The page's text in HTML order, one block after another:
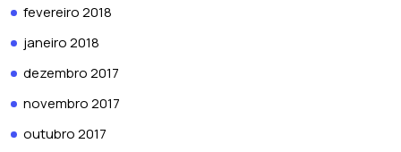
fevereiro 2018
janeiro 2018
dezembro 2017
novembro 2017
outubro 2017